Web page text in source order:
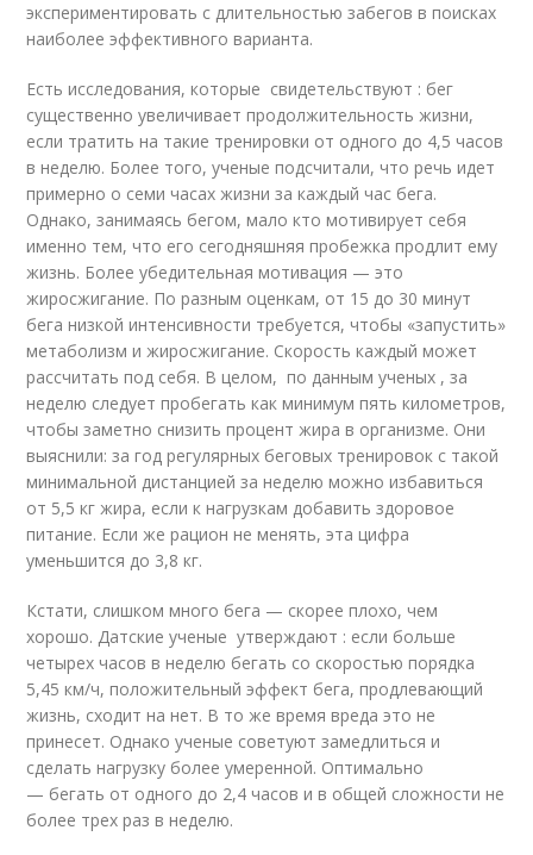
экспериментировать с длительностью забегов в поисках
наиболее эффективного варианта.
Есть исследования, которые свидетельствуют : бег
существенно увеличивает продолжительность жизни,
если тратить на такие тренировки от одного до 4,5 часов
в неделю. Более того, ученые подсчитали, что речь идет
примерно о семи часах жизни за каждый час бега.
Однако, занимаясь бегом, мало кто мотивирует себя
именно тем, что его сегодняшняя пробежка продлит ему
жизнь. Более убедительная мотивация — это
жиросжигание. По разным оценкам, от 15 до 30 минут
бега низкой интенсивности требуется, чтобы «запустить»
метаболизм и жиросжигание. Скорость каждый может
рассчитать под себя. В целом, по данным ученых , за
неделю следует пробегать как минимум пять километров,
чтобы заметно снизить процент жира в организме. Они
выяснили: за год регулярных беговых тренировок с такой
минимальной дистанцией за неделю можно избавиться
от 5,5 кг жира, если к нагрузкам добавить здоровое
питание. Если же рацион не менять, эта цифра
уменьшится до 3,8 кг.
Кстати, слишком много бега — скорее плохо, чем
хорошо. Датские ученые утверждают : если больше
четырех часов в неделю бегать со скоростью порядка
5,45 км/ч, положительный эффект бега, продлевающий
жизнь, сходит на нет. В то же время вреда это не
принесет. Однако ученые советуют замедлиться и
сделать нагрузку более умеренной. Оптимально
— бегать от одного до 2,4 часов и в общей сложности не
более трех раз в неделю.